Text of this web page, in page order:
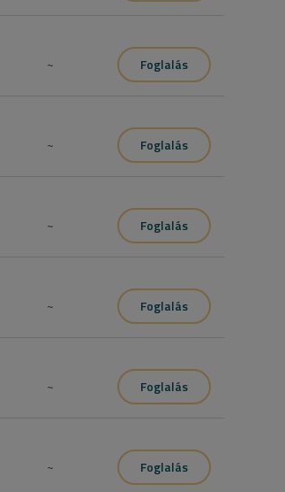
~ Foglalás
~ Foglalás
~ Foglalás
~ Foglalás
~ Foglalás
~ Foglalás